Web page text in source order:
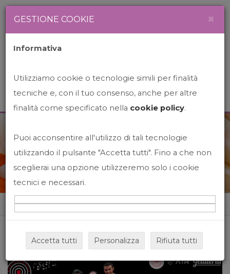
News&Events
Home News&events
GESTIONE COOKIE ×
Informativa
Utilizziamo cookie o tecnologie simili per finalità
tecniche e, con il tuo consenso, anche per altre
finalità come specificato nella cookie policy.
Puoi acconsentire all'utilizzo di tali tecnologie
utilizzando il pulsante "Accetta tutti". Fino a che non
sceglierai una opzione utilizzeremo solo i cookie
tecnici e necessari.
Accetta tutti Personalizza Rifiuta tutti